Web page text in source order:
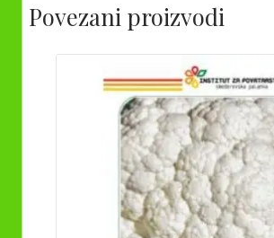
Povezani proizvodi